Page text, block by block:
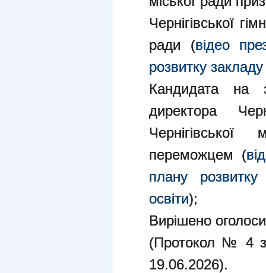
Чернігівської
ради (відео
розвитку закладу
Кандидата на
директора
переможцем (
плану розвитку
освіти);
Вирішено
(Протокол № 4
19.06.2026).